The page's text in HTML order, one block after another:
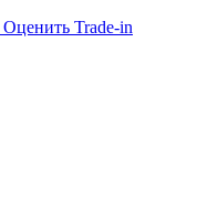
Оценить Trade-in